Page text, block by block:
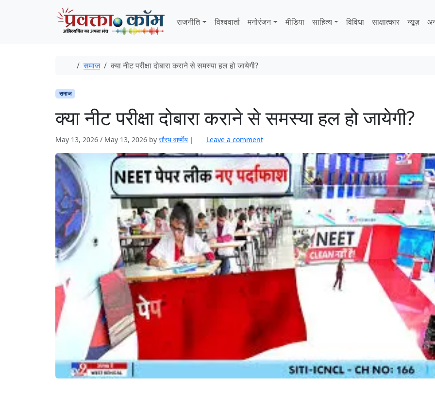
राजनीति
विश्ववार्ता मनोरंजन मीडिया साहित्‍य विविधा साक्षात्‍कार न्यूज़
Home
समाज क्या नीट परीक्षा दोबारा कराने से समस्या हल हो जायेगी?
समाज
क्या नीट परीक्षा दोबारा कराने से समस्या हल हो जायेगी?
May 13, 2026 / May 13, 2026 by सौरभ वार्ष्णेय | Leave a comment